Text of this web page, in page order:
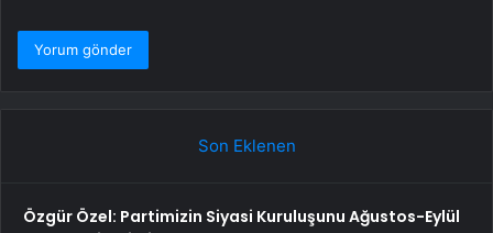
Son Eklenen
Özgür Özel: Partimizin Siyasi Kuruluşunu Ağustos-Eylül